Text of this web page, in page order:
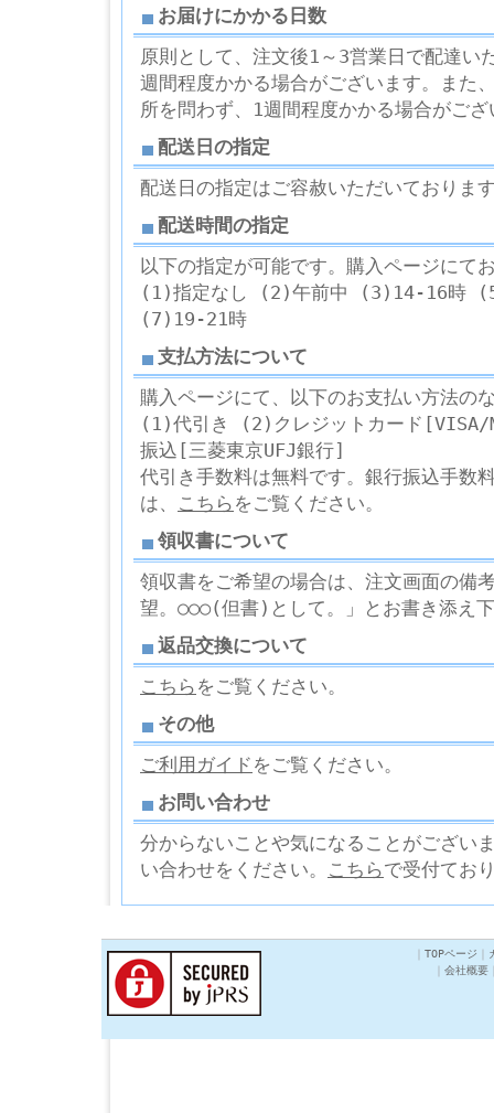
お届けにかかる日数
原則として、注文後1～3営業日で配達い
週間程度かかる場合がございます。また
所を問わず、1週間程度かかる場合がござ
配送日の指定
配送日の指定はご容赦いただいておりま
配送時間の指定
以下の指定が可能です。購入ページにて
(1)指定なし (2)午前中 (3)14-16時
(7)19-21時
支払方法について
購入ページにて、以下のお支払い方法の
(1)代引き (2)クレジットカード
振込[三菱東京UFJ銀行]
代引き手数料は無料です。銀行振込手数
は、 こちら をご覧ください。
領収書について
領収書をご希望の場合は、注文画面の
望。○○○(但書)として。」とお書き添え
返品交換について
こちら をご覧ください。
その他
ご利用ガイド をご覧ください。
お問い合わせ
分からないことや気になることがござい
い合わせをください。 こちらで受付てお
TOPページ
会社概要